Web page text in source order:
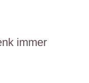
immer